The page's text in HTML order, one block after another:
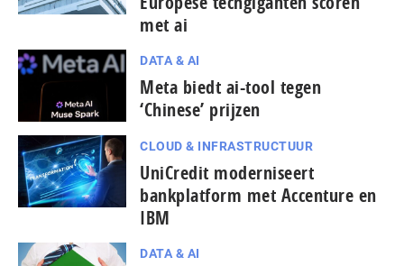
met ai
DATA & AI
Meta biedt ai-tool tegen
‘Chinese’ prijzen
CLOUD & INFRASTRUCTUUR
UniCredit moderniseert
bankplatform met Accenture en
IBM
DATA & AI